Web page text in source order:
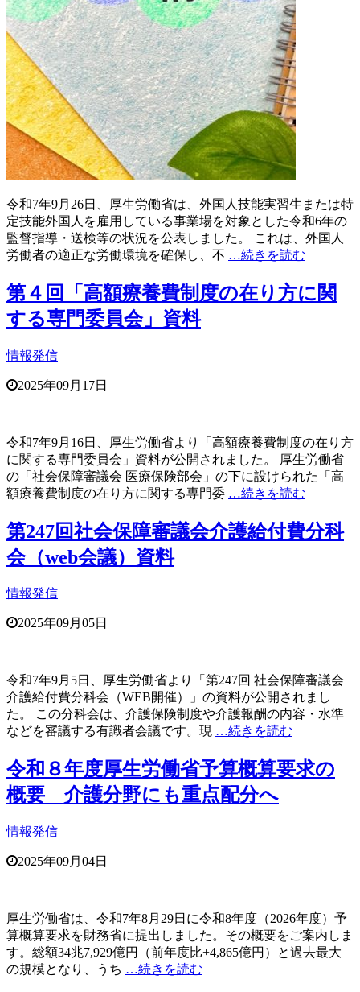
令和7年9月26日、厚生労働省は、外国人技能実習生または特
定技能外国人を雇用している事業場を対象とした令和6年の
監督指導・送検等の状況を公表しました。 これは、外国人
労働者の適正な労働環境を確保し、不 …続きを読む
第４回「高額療養費制度の在り方に関
する専門委員会」資料
情報発信
2025年09月17日
令和7年9月16日、厚生労働省より「高額療養費制度の在り方
に関する専門委員会」資料が公開されました。 厚生労働省
の「社会保障審議会 医療保険部会」の下に設けられた「高
額療養費制度の在り方に関する専門委 …続きを読む
第247回社会保障審議会介護給付費分科
会（web会議）資料
情報発信
2025年09月05日
令和7年9月5日、厚生労働省より「第247回 社会保障審議会
介護給付費分科会（WEB開催）」の資料が公開されまし
た。 この分科会は、介護保険制度や介護報酬の内容・水準
などを審議する有識者会議です。現 …続きを読む
令和８年度厚生労働省予算概算要求の
概要 介護分野にも重点配分へ
情報発信
2025年09月04日
厚生労働省は、令和7年8月29日に令和8年度（2026年度）予
算概算要求を財務省に提出しました。その概要をご案内しま
す。総額34兆7,929億円（前年度比+4,865億円）と過去最大
の規模となり、うち …続きを読む